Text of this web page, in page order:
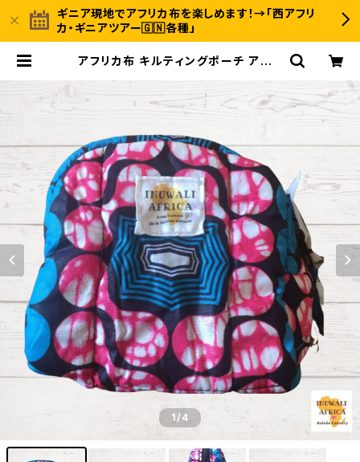
ギニア現地でアフリカ布を楽しめます！→「西アフリ
カ・ギニアツアー🇬🇳各種」
アフリカ布 キルティングポーチ アフリ
ゲ トートバッグ エコバッグ ギニア フ
ェアトレード INUWALIAFRICA |
〈INUWALI AFRICA イヌワリアフリ
＆ジャンベのオンラインストア
1/4